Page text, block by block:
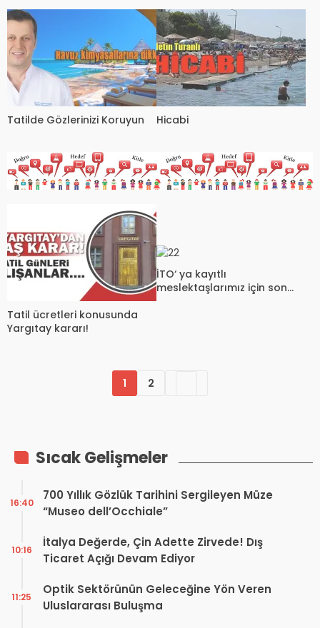
Tatilde Gözlerinizi Koruyun Hicabi
Tatil ücretleri konusunda
Yargıtay kararı!
İTO‘ ya kayıtlı
meslektaşlarımız için son
1 2
Sıcak Gelişmeler
700 Yıllık Gözlük Tarihini Sergileyen Müze
“Museo dell’Occhiale”
16:40
İtalya Değerde, Çin Adette Zirvede! Dış
Ticaret Açığı Devam Ediyor
10:16
Optik Sektörünün Geleceğine Yön Veren
Uluslararası Buluşma
11:25